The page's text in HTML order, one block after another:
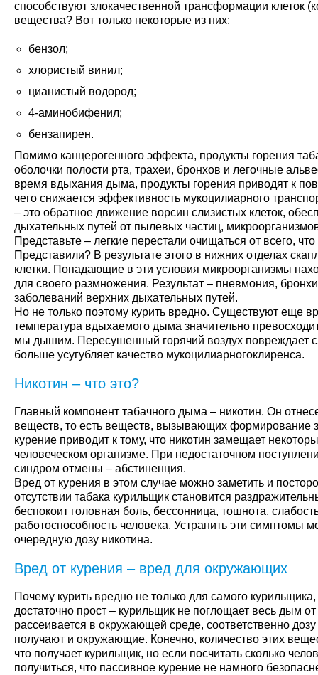
способствуют злокачественной трансформации клеток
вещества? Вот только некоторые из них:
бензол;
хлористый винил;
цианистый водород;
4-аминобифенил;
бензапирен.
Помимо канцерогенного эффекта, продукты горения
оболочки полости рта, трахеи, бронхов и легочные
время вдыхания дыма, продукты горения приводят к
чего снижается эффективность мукоцилиарного
– это обратное движение ворсин слизистых клеток,
дыхательных путей от пылевых частиц,
Представьте – легкие перестали очищаться от всего,
Представили? В результате этого в нижних отделах
клетки. Попадающие в эти условия микроорганизмы
для своего размножения. Результат – пневмония,
заболеваний верхних дыхательных путей.
Но не только поэтому курить вредно. Существуют еще
температура вдыхаемого дыма значительно
мы дышим. Пересушенный горячий воздух повреждает
больше усугубляет качество мукоцилиарногоклиренса.
Никотин – что это?
Главный компонент табачного дыма – никотин. Он
веществ, то есть веществ, вызывающих формирование
курение приводит к тому, что никотин замещает
человеческом организме. При недостаточном
синдром отмены – абстиненция.
Вред от курения в этом случае можно заметить и
отсутствии табака курильщик становится
беспокоит головная боль, бессонница, тошнота,
работоспособность человека. Устранить эти симптомы
очередную дозу никотина.
Вред от курения – вред для окружающих
Почему курить вредно не только для самого
достаточно прост – курильщик не поглощает весь дым от
рассеивается в окружающей среде, соответственно
получают и окружающие. Конечно, количество этих
что получает курильщик, но если посчитать сколько
получиться, что пассивное курение не намного